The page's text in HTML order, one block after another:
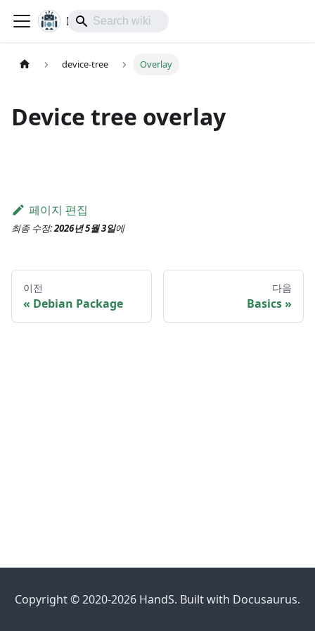
lol-IoT
device-tree Overlay
Device tree overlay
페이지 편집
최종 수정:2026년 5월 3일에
이전
Debian Package
다음
Basics
Copyright © 2020-2026 HandS. Built with Docusaurus.